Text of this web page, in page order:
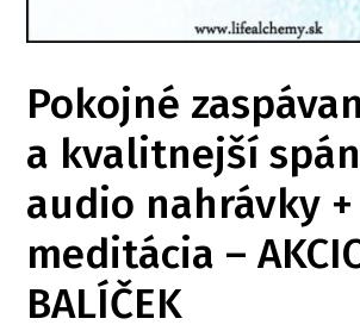
Pokojné
a kvalitnejší
audio nahrávky +
meditácia –
BALÍČEK